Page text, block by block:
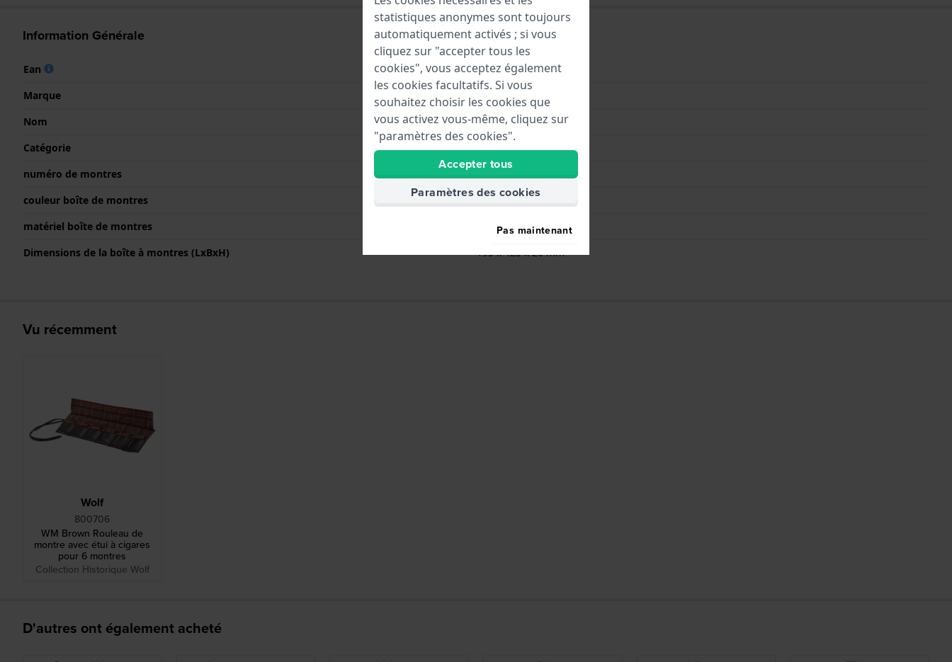
Information Générale
Ean
0098152755060
Marque
Nom
WM Brown
Catégorie
Brown
numéro de montres
couleur boîte de montres
Marron
matériel boîte de montres
Dimensions de la boîte à montres (LxBxH)
195 x 425 x 20 mm
Vu récemment
Wolf
800706
WM Brown Rouleau de
montre avec étui à cigares
pour 6 montres
Collection Historique Wolf
D'autres ont également acheté
statistiques anonymes sont toujours
automatiquement activés ; si vous
cliquez sur "accepter tous les
cookies", vous acceptez également
les cookies facultatifs. Si vous
souhaitez choisir les cookies que
vous activez vous-même, cliquez sur
"paramètres des cookies".
Accepter tous
Paramètres des cookies
Pas maintenant